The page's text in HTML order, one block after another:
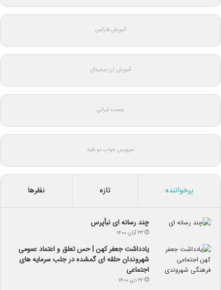
آموزش فارکس
آموزش ارز دیجیتال
چسب ایرانی
سرویس خواب دو نفره
پرخواننده تازه نظرها
چند رسانه ای نبأپرس
۲۳ آبان ۱۴۰۰
یادداشت جعفر کهن | حس تعلق و اعتماد عمومی
شهروندان حلقه ای گمشده در جلب سرمایه های
اجتماعی
۲۲ دی ۱۴۰۰